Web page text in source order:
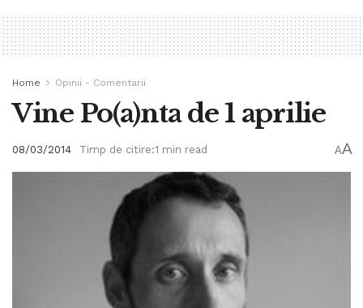
Home Opinii - Comentarii
Vine Po(a)nta de 1 aprilie
08/03/2014 Timp de citire:1 min read AA